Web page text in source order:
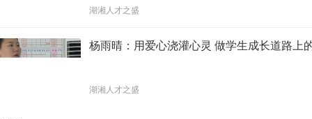
湖湘人才之盛
杨雨晴：用爱心浇灌心灵 做学生成长道路上
湖湘人才之盛